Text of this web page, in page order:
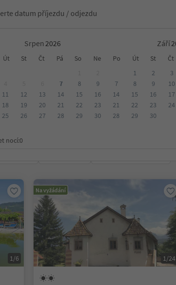
datum příjezdu / odjezdu
Srpen Září
Út St Čt Pá So Ne Po Út St Čt
7 8
9
11 12 13 14 15
16
18 19 20 21 22
23
25 26 27 28 29
30
1 2 3
7
8 9 10
14
15 16 17
21
22 23 24
28
29 30
nocí:0
v Jihotyrolská
1/6
Na vyžádání
1/24